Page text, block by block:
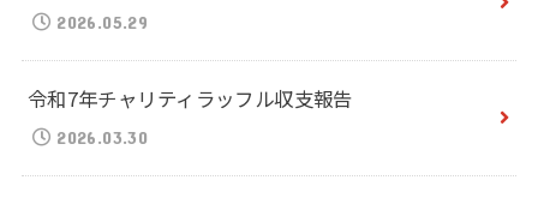
2026.05.29
令和7年チャリティラッフル収支報告
2026.03.30